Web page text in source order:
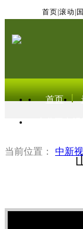
首页 滚动
首页
当前位置： 中新